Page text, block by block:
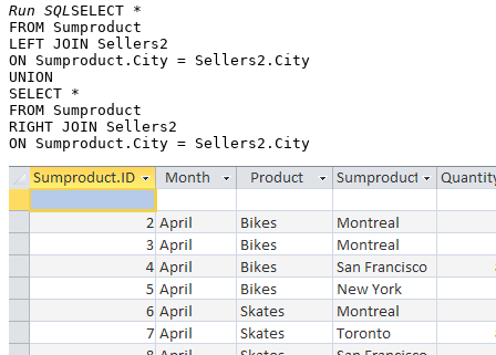
Run SQL SELECT *
FROM Sumproduct
LEFT JOIN Sellers2
ON Sumproduct.City = Sellers2.City
UNION
SELECT *
FROM Sumproduct
RIGHT JOIN Sellers2